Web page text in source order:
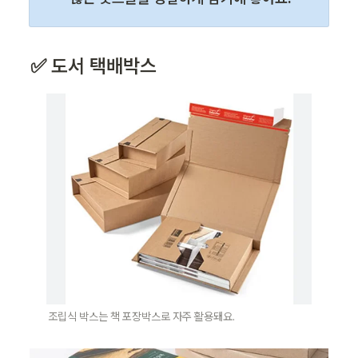
✅ 도서 택배박스
조립식 박스는 책 포장박스로 자주 활용돼요.